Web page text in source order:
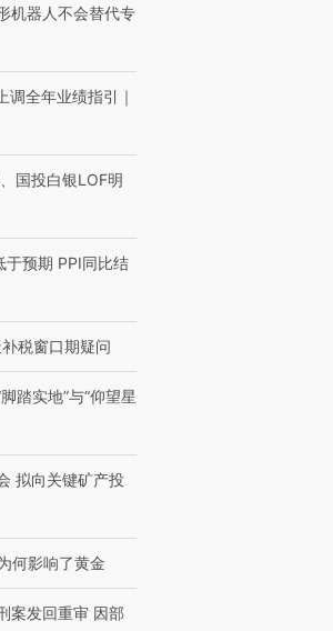
机器人不会替代专
调全年业绩指引｜
国投白银LOF明
于预期 PPI同比结
税窗口期疑问
踏实地”与“仰望星
拟向关键矿产投
何影响了黄金
案发回重审 因部